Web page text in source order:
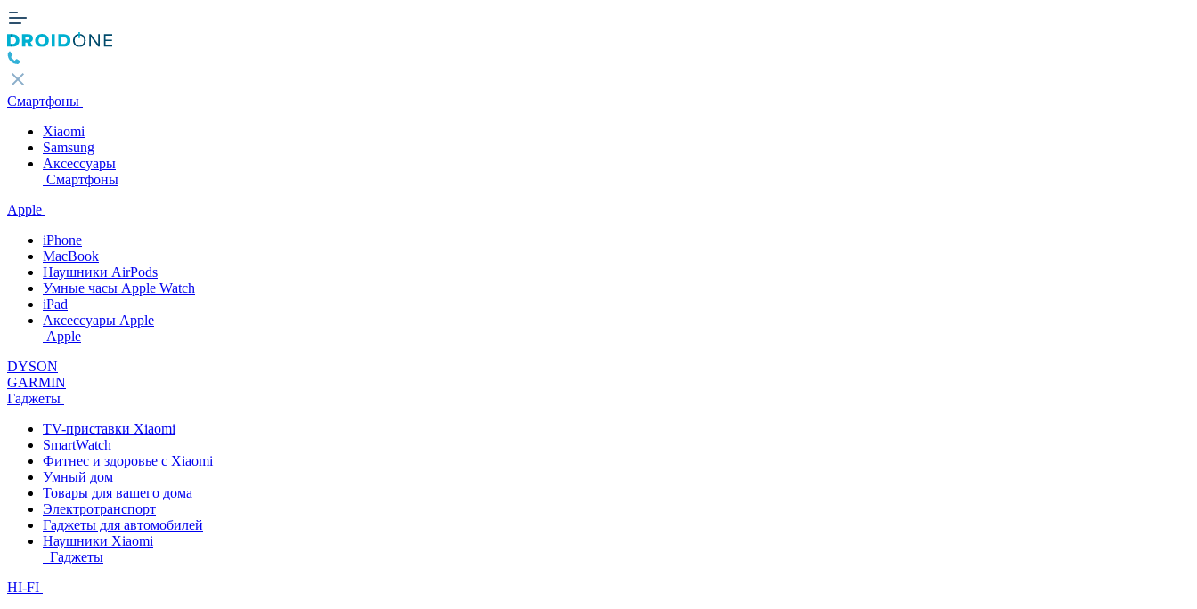
Смартфоны
Xiaomi
Samsung
Аксессуары
Смартфоны
Apple
iPhone
MacBook
Наушники AirPods
Умные часы Apple Watch
iPad
Аксессуары Apple
Apple
DYSON
GARMIN
Гаджеты
TV-приставки Xiaomi
SmartWatch
Фитнес и здоровье с Xiaomi
Умный дом
Товары для вашего дома
Электротранспорт
Гаджеты для автомобилей
Наушники Xiaomi
Гаджеты
HI-FI